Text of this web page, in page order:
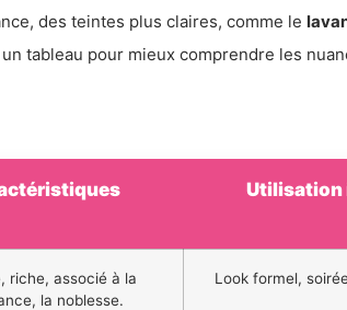
des teintes plus claires, comme le
tableau pour mieux comprendre les
Utilisation
riche, associé à la
la noblesse.
Look formel,